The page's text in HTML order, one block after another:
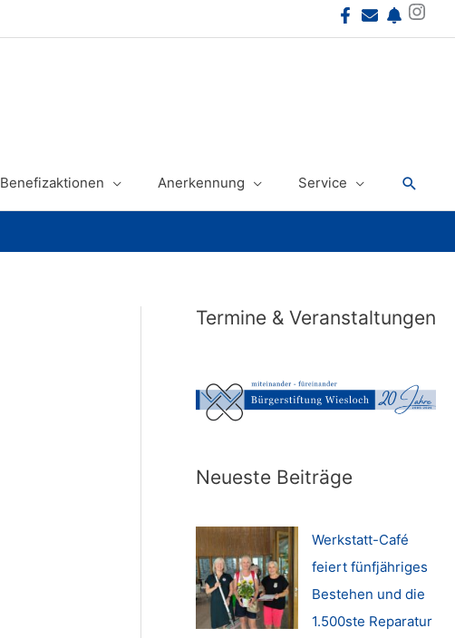
Instagram
Benefizaktionen Anerkennung Service
Termine & Veranstaltungen
Neueste Beiträge
Werkstatt-Café
feiert fünfjähriges
Bestehen und die
1.500ste Reparatur